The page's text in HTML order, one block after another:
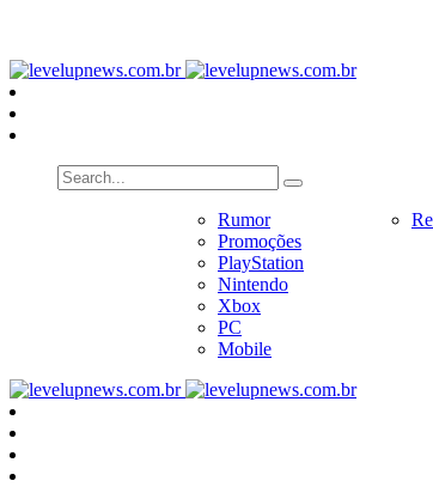
Rumor
Promoções
PlayStation
Nintendo
Xbox
PC
Mobile